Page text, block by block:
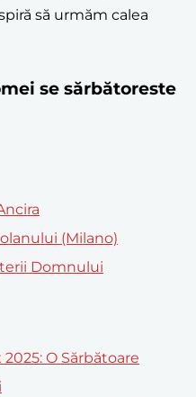
să urmăm calea
se sărbătoreste
(Milano)
Domnului
O Sărbătoare